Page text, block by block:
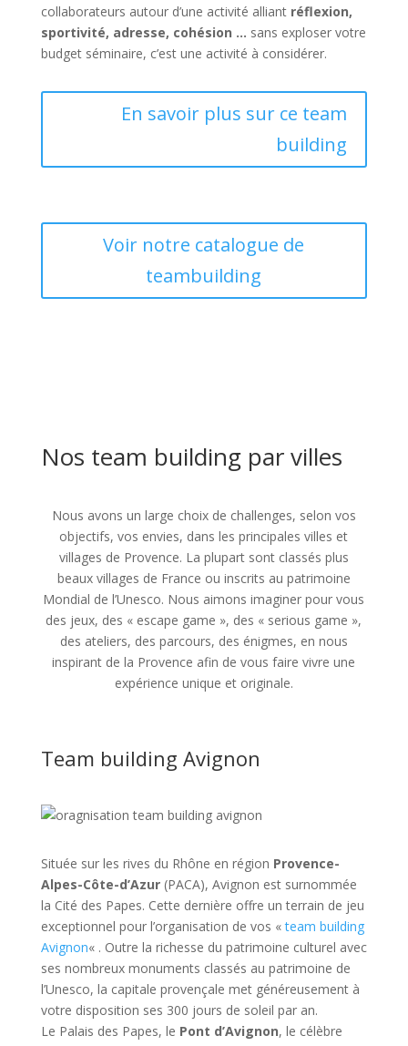
collaborateurs autour d’une activité alliant réflexion,
sportivité, adresse, cohésion … sans exploser votre
budget séminaire, c’est une activité à considérer.
En savoir plus sur ce team
building
Voir notre catalogue de
teambuilding
Nos team building par villes
Nous avons un large choix de challenges, selon vos
objectifs, vos envies, dans les principales villes et
villages de Provence. La plupart sont classés plus
beaux villages de France ou inscrits au patrimoine
Mondial de l’Unesco. Nous aimons imaginer pour vous
des jeux, des « escape game », des « serious game »,
des ateliers, des parcours, des énigmes, en nous
inspirant de la Provence afin de vous faire vivre une
expérience unique et originale.
Team building Avignon
Située sur les rives du Rhône en région Provence-
Alpes-Côte-d’Azur(PACA), Avignon est surnommée
la Cité des Papes. Cette dernière offre un terrain de jeu
exceptionnel pour l’organisation de vos «team building
Avignon« . Outre la richesse du patrimoine culturel avec
ses nombreux monuments classés au patrimoine de
l’Unesco, la capitale provençale met généreusement à
votre disposition ses 300 jours de soleil par an.
Le Palais des Papes, le Pont d’Avignon, le célèbre